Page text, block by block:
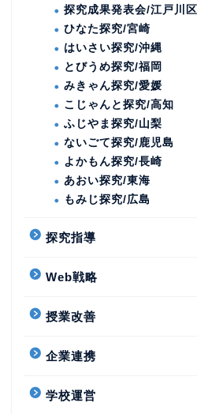
探究成果発表会/江戸川区
ひなた探究/宮崎
はいさい探究/沖縄
とびうめ探究/福岡
みきゃん探究/愛媛
こじゃんと探究/高知
ふじやま探究/山梨
ないごて探究/鹿児島
よかもん探究/長崎
あおい探究/東海
もみじ探究/広島
探究指導
Web戦略
授業改善
企業連携
学校運営